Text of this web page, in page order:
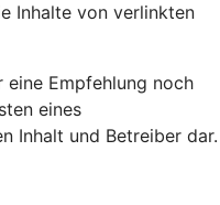
Inhalte von verlinkten
Empfehlung noch
eines
Inhalt und Betreiber dar.